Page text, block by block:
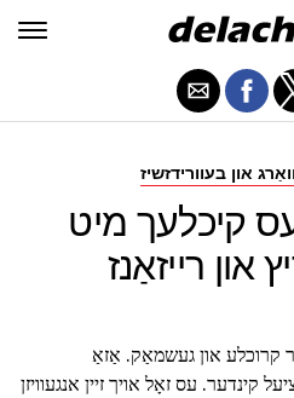
און בעוורידזשיז
קיכלעך מיט
און רייזאַנז
קרוכלע און געשמאַק. אַזאַ
קינדער. עס זאָל אויך זיין אנגעוויזן